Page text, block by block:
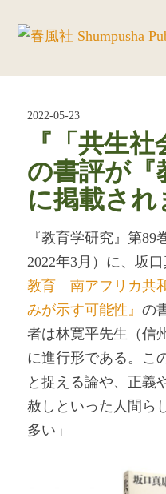
2022-05-23
『「共生社
の書評が『
に掲載され
『教育学研究』第89
2022年3月）に、坂
教育―南アフリカ共
みが示す可能性』の
者は林寛平先生（信
に進行形である。こ
と捉える論や、正義
赦しといった人間ら
多い」